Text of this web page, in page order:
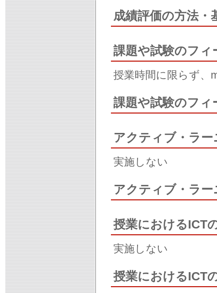
成績評価の方法・
課題や試験のフィ
授業時間に限らず、
課題や試験のフィ
アクティブ・ラ
実施しない
アクティブ・ラ
授業におけるICT
実施しない
授業におけるICT